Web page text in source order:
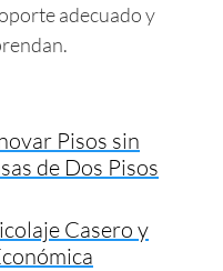
adecuado y
Pisos sin
de Dos Pisos
Casero y